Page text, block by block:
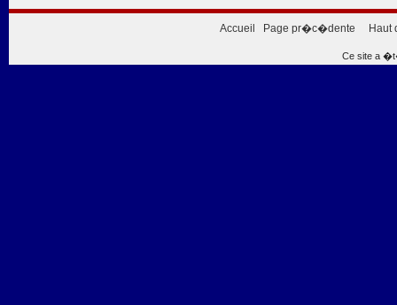
Accueil Page pr�c�dente Haut
Ce site a